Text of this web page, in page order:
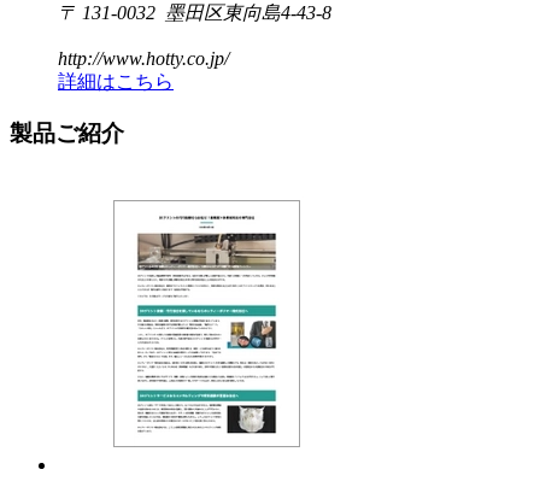
〒 131-0032 墨田区東向島4-43-8
http://www.hotty.co.jp/
詳細はこちら
製品ご紹介